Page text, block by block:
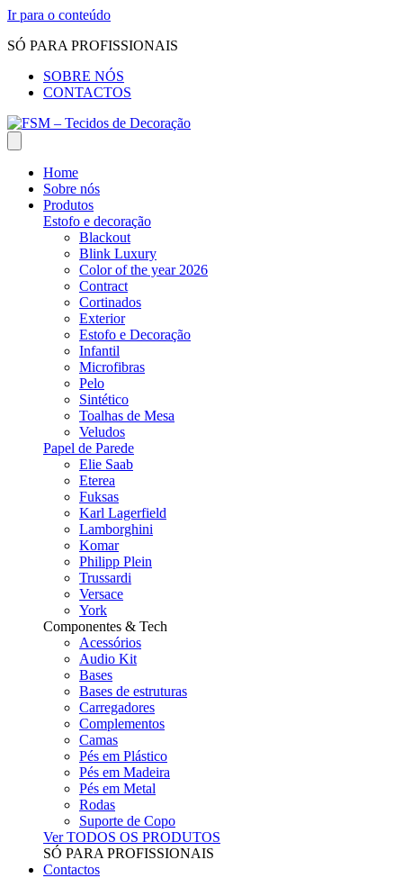
Ir para o conteúdo
SÓ PARA PROFISSIONAIS
SOBRE NÓS
CONTACTOS
Home
Sobre nós
Produtos
Estofo e decoração
Blackout
Blink Luxury
Color of the year 2026
Contract
Cortinados
Exterior
Estofo e Decoração
Infantil
Microfibras
Pelo
Sintético
Toalhas de Mesa
Veludos
Papel de Parede
Elie Saab
Eterea
Fuksas
Karl Lagerfield
Lamborghini
Komar
Philipp Plein
Trussardi
Versace
York
Componentes & Tech
Acessórios
Audio Kit
Bases
Bases de estruturas
Carregadores
Complementos
Camas
Pés em Plástico
Pés em Madeira
Pés em Metal
Rodas
Suporte de Copo
Ver TODOS OS PRODUTOS
SÓ PARA PROFISSIONAIS
Contactos